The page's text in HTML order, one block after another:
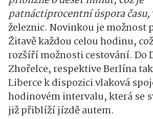
patnáctiprocentní úspora
železnic. Novinkou je možnost
Žitavě každou celou hodinu,
rozšíří možnosti cestování. Do
Zhořelce, respektive Berlína
Liberce k dispozici vlaková
hodinovém intervalu, která se
již přiblíží jízdě autem.